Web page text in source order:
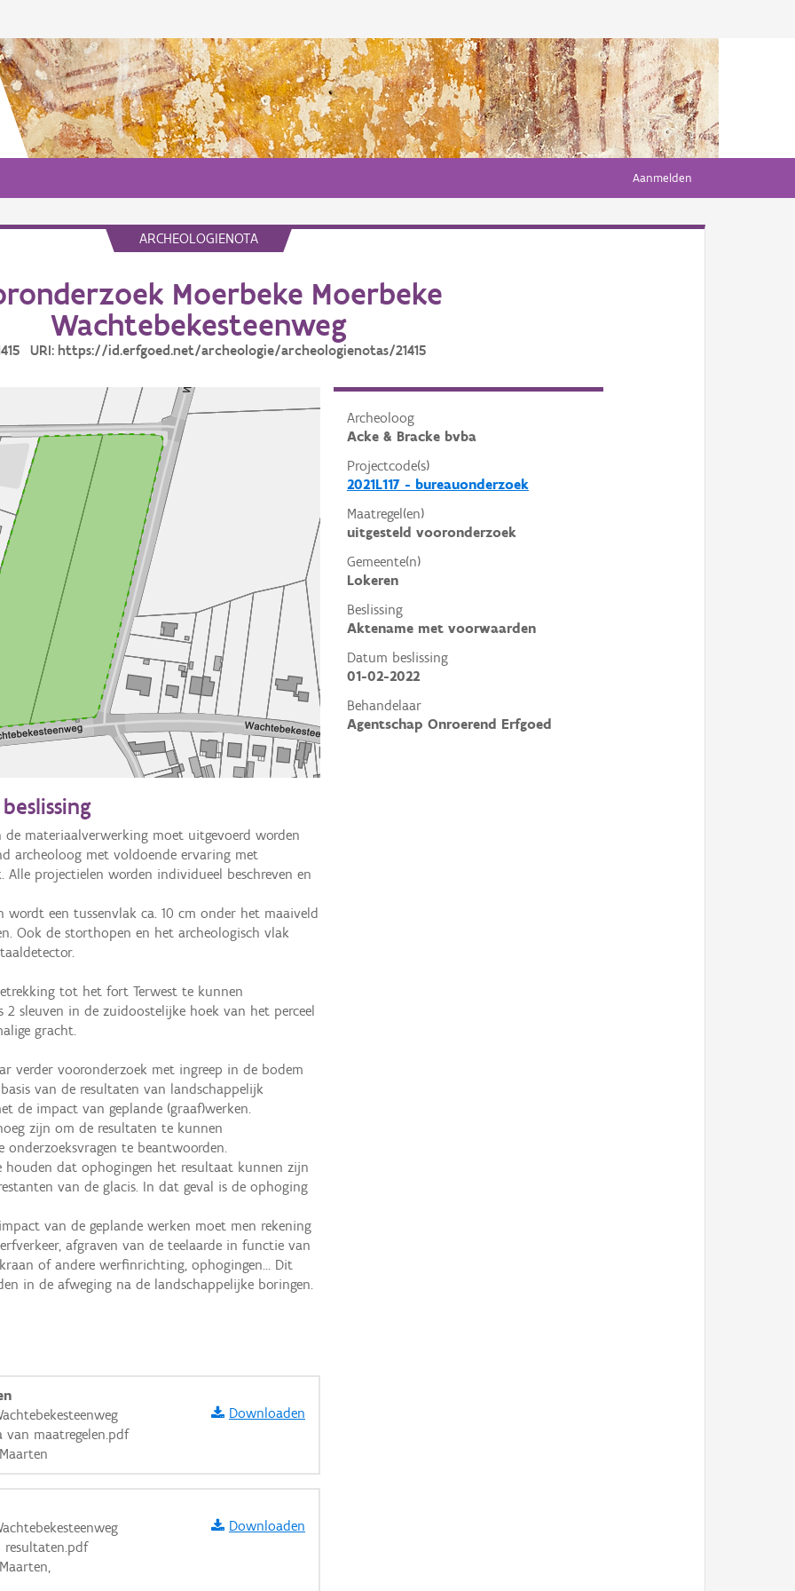
Aanmelden
ARCHEOLOGIENOTA
Moerbeke Moerbeke
Wachtebekesteenweg
URI: https://id.erfgoed.net/archeologie/archeologienotas/21415
Archeoloog
Acke & Bracke bvba
Projectcode(s)
2021L117 - bureauonderzoek
Maatregel(en)
uitgesteld vooronderzoek
Gemeente(n)
Lokeren
Beslissing
Aktename met voorwaarden
Datum beslissing
01-02-2022
Behandelaar
Agentschap Onroerend Erfgoed
de materiaalverwerking moet uitgevoerd worden
archeoloog met voldoende ervaring met
projectielen worden individueel beschreven en
wordt een tussenvlak ca. 10 cm onder het maaiveld
Ook de storthopen en het archeologisch vlak
tot het fort Terwest te kunnen
2 sleuven in de zuidoostelijke hoek van het perceel
gracht.
verder vooronderzoek met ingreep in de bodem
van de resultaten van landschappelijk
de impact van geplande (graaf)werken.
te beantwoorden.
van de glacis. In dat geval is de ophoging
afgraven van de teelaarde in functie van
of andere werfinrichting, ophogingen… Dit
in de afweging na de landschappelijke boringen.
maatregelen.pdf
Downloaden
resultaten.pdf
Downloaden